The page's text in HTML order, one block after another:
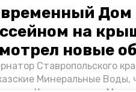
Дом
на
новые
Ставропольского
Минеральные Воды,